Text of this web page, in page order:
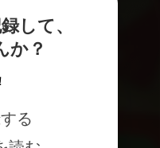
して、
か？
る